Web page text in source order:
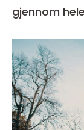
gjennom